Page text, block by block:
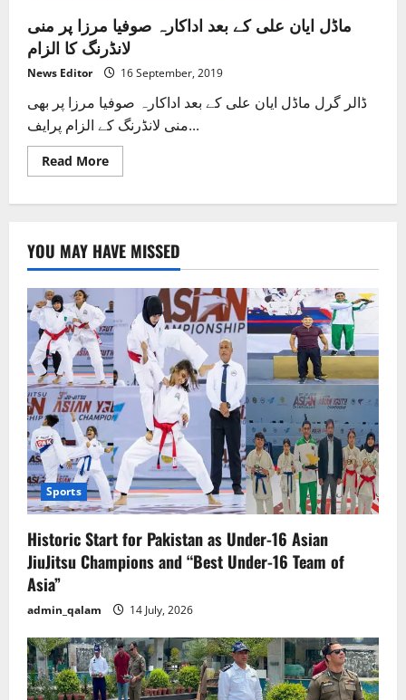
ماڈل ایان علی کے بعد اداکارہ صوفیا مرزا پر منی
لانڈرنگ کا الزام
News Editor 16 September, 2019
ڈالر گرل ماڈل ایان علی کے بعد اداکارہ صوفیا مرزا پر بھی
منی لانڈرنگ کے الزام پرایف...
Read MoreRead
more
بعد
اداکارہ
صوفیا
مرزا
پر
منی
لانڈرنگ
کا
الزام
YOU MAY HAVE MISSED
Sports
Historic Start for Pakistan as Under-16 Asian
JiuJitsu Champions and “Best Under-16 Team of
Asia”
admin_qalam 14 July, 2026